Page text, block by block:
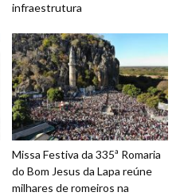
infraestrutura
Missa Festiva da 335ª Romaria
do Bom Jesus da Lapa reúne
milhares de romeiros na